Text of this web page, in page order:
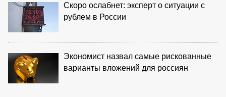
Скоро ослабнет: эксперт о ситуации с
рублем в России
Экономист назвал самые рискованные
варианты вложений для россиян